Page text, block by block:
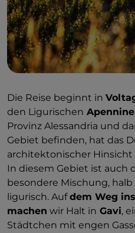
Die Reise beginnt in
den Ligurischen
Provinz Alessandria und
Gebiet befinden, hat das
architektonischer
In diesem Gebiet ist auch
besondere Mischung,
ligurisch. Aufdem Weg
machen wir Halt in Gavi,
Städtchen mit engen